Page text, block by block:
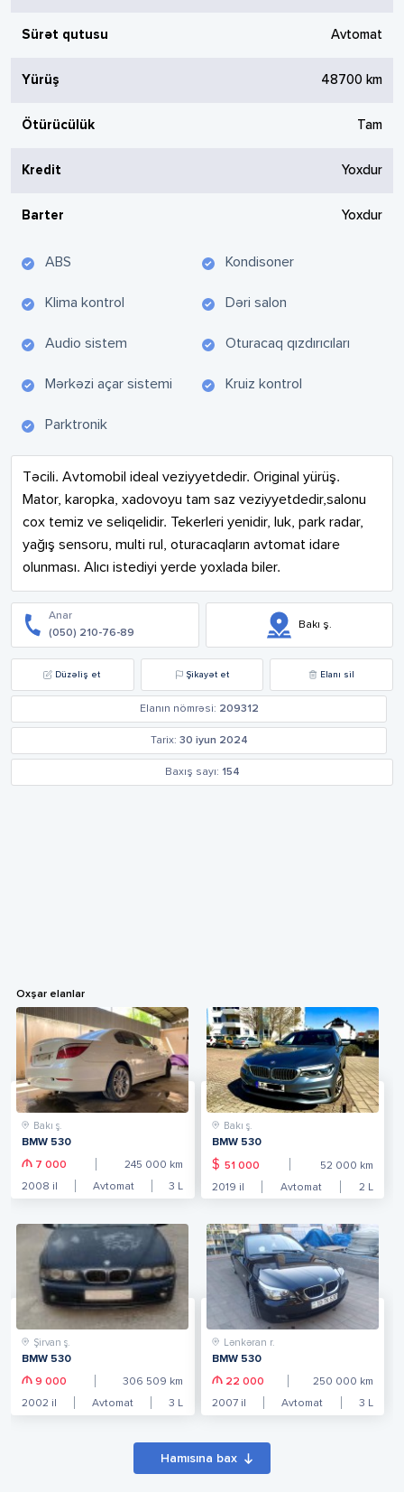
Sürət qutusu Avtomat
Yürüş 48700 km
Ötürücülük Tam
Kredit Yoxdur
Barter Yoxdur
ABS Kondisoner
Klima kontrol Dəri salon
Audio sistem Oturacaq qızdırıcıları
Mərkəzi açar sistemi Kruiz kontrol
Parktronik
Təcili. Avtomobil ideal veziyyetdedir. Original yürüş.
Mator, karopka, xadovoyu tam saz veziyyetdedir,salonu
cox temiz ve seliqelidir. Tekerleri yenidir, luk, park radar,
yağış sensoru, multi rul, oturacaqların avtomat idare
olunması. Alıcı istediyi yerde yoxlada biler.
Anar
(050) 210-76-89
Bakı ş.
Düzəliş et Şikayət et Elanı sil
Elanın nömrəsi: 209312
Tarix: 30 iyun 2024
Baxış sayı: 154
Oxşar elanlar
Bakı ş.
BMW 530
7 000 245 000 km
2008 il Avtomat 3 L
Bakı ş.
BMW 530
$ 51 000 52 000 km
2019 il Avtomat 2 L
Şirvan ş.
BMW 530
9 000 306 509 km
2002 il Avtomat 3 L
Lənkəran r.
BMW 530
22 000 250 000 km
2007il Avtomat 3 L
Hamısına bax